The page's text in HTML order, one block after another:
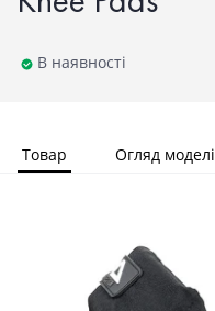
В наявності
Товар Огляд моделі